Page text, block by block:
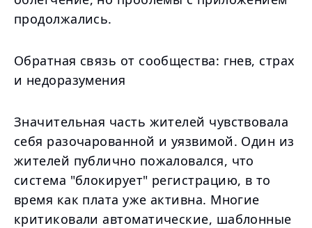
продолжались.
Обратная связь от сообщества: гнев, страх
и недоразумения
Значительная часть жителей чувствовала
себя разочарованной и уязвимой. Один из
жителей публично пожаловался, что
система "блокирует" регистрацию, в то
время как плата уже активна. Многие
критиковали автоматические, шаблонные